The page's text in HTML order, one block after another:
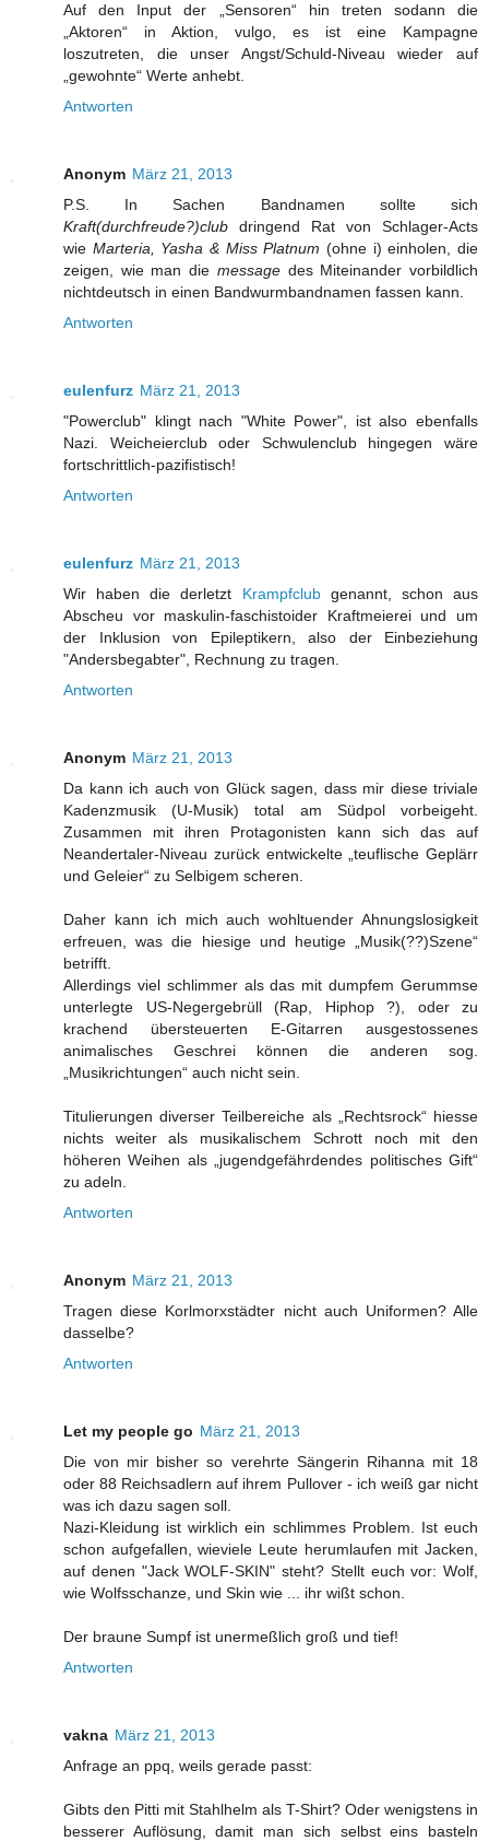
Auf den Input der „Sensoren“ hin treten sodann die
„Aktoren“ in Aktion, vulgo, es ist eine Kampagne
loszutreten, die unser Angst/Schuld-Niveau wieder auf
„gewohnte“ Werte anhebt.
Antworten
Anonym März 21, 2013
P.S. In Sachen Bandnamen sollte sich
Kraft(durchfreude?)club dringend Rat von Schlager-Acts
wie Marteria, Yasha & Miss Platnum (ohne i) einholen, die
zeigen, wie man die messagedes Miteinander vorbildlich
nichtdeutsch in einen Bandwurmbandnamen fassen kann.
Antworten
eulenfurz März 21, 2013
"Powerclub" klingt nach "White Power", ist also ebenfalls
Nazi. Weicheierclub oder Schwulenclub hingegen wäre
fortschrittlich-pazifistisch!
Antworten
eulenfurz März 21, 2013
Wir haben die derletzt Krampfclubgenannt, schon aus
Abscheu vor maskulin-faschistoider Kraftmeierei und um
der Inklusion von Epileptikern, also der Einbeziehung
"Andersbegabter", Rechnung zu tragen.
Antworten
Anonym März 21, 2013
Da kann ich auch von Glück sagen, dass mir diese triviale
Kadenzmusik (U-Musik) total am Südpol vorbeigeht.
Zusammen mit ihren Protagonisten kann sich das auf
Neandertaler-Niveau zurück entwickelte „teuflische Geplärr
und Geleier“ zu Selbigem scheren.
Daher kann ich mich auch wohltuender Ahnungslosigkeit
erfreuen, was die hiesige und heutige „Musik(??)Szene“
betrifft.
Allerdings viel schlimmer als das mit dumpfem Gerummse
unterlegte US-Negergebrüll (Rap, Hiphop ?), oder zu
krachend übersteuerten E-Gitarren ausgestossenes
animalisches Geschrei können die anderen sog.
„Musikrichtungen“ auch nicht sein.
Titulierungen diverser Teilbereiche als „Rechtsrock“ hiesse
nichts weiter als musikalischem Schrott noch mit den
höheren Weihen als „jugendgefährdendes politisches Gift“
zu adeln.
Antworten
Anonym März 21, 2013
Tragen diese Korlmorxstädter nicht auch Uniformen? Alle
dasselbe?
Antworten
Let my people go März 21, 2013
Die von mir bisher so verehrte Sängerin Rihanna mit 18
oder 88 Reichsadlern auf ihrem Pullover - ich weiß gar nicht
was ich dazu sagen soll.
Nazi-Kleidung ist wirklich ein schlimmes Problem. Ist euch
schon aufgefallen, wieviele Leute herumlaufen mit Jacken,
auf denen "Jack WOLF-SKIN" steht? Stellt euch vor: Wolf,
wie Wolfsschanze, und Skin wie ... ihr wißt schon.
Der braune Sumpf ist unermeßlich groß und tief!
Antworten
vakna März 21, 2013
Anfrage an ppq, weils gerade passt:
Gibts den Pitti mit Stahlhelm als T-Shirt? Oder wenigstens in
besserer Auflösung, damit man sich selbst eins basteln